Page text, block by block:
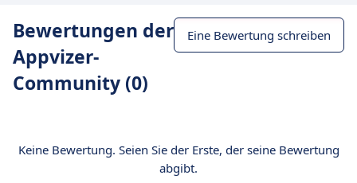
Bewertungen der
Appvizer-
Community (0)
Eine Bewertung schreiben
Keine Bewertung. Seien Sie der Erste, der seine Bewertung
abgibt.